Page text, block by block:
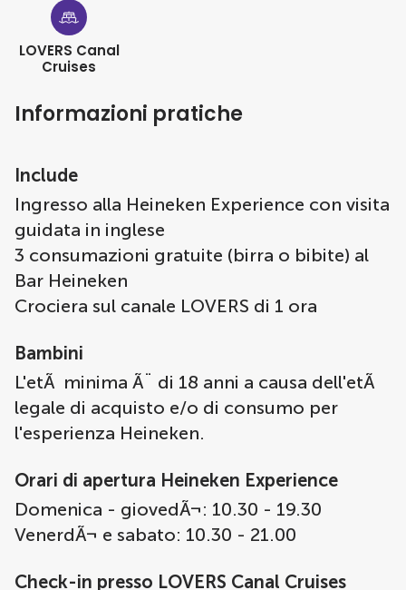
LOVERS Canal
Cruises
Informazioni pratiche
Include
Ingresso alla Heineken Experience con visita
guidata in inglese
3 consumazioni gratuite (birra o bibite) al
Bar Heineken
Crociera sul canale LOVERS di 1 ora
Bambini
L'etÃ minima Ã¨ di 18 anni a causa dell'etÃ
legale di acquisto e/o di consumo per
l'esperienza Heineken.
Orari di apertura Heineken Experience
Domenica - giovedÃ¬: 10.30 - 19.30
VenerdÃ¬ e sabato: 10.30 - 21.00
Check-in presso LOVERS Canal Cruises